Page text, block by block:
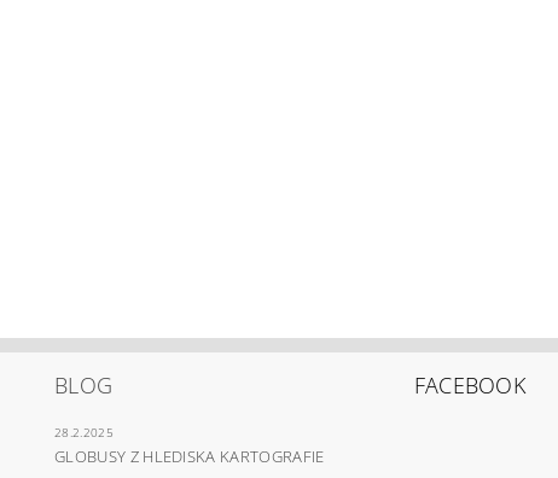
BLOG
28.2.2025
GLOBUSY Z HLEDISKA KARTOGRAFIE
FACEBOOK